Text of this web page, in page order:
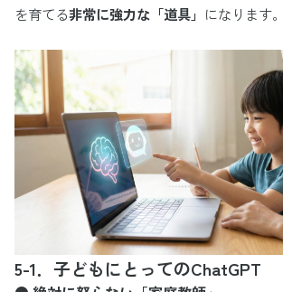
を育てる非常に強力な「道具」 になります。
5-1．子どもにとってのChatGPT